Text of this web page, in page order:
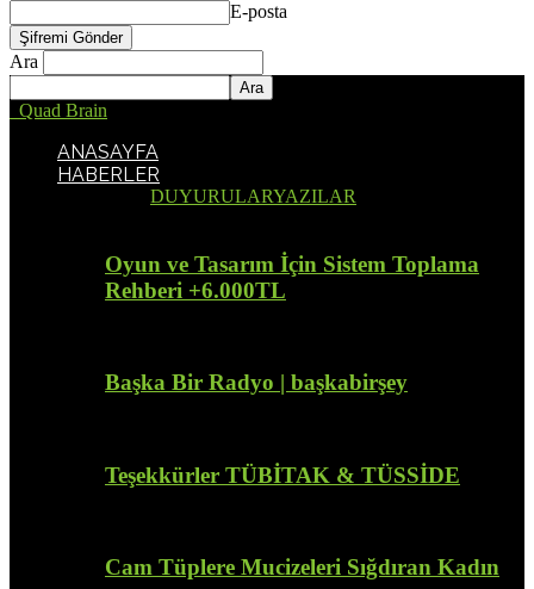
E-posta
Ara
Quad Brain
ANASAYFA
HABERLER
DUYURULARYAZILAR
Oyun ve Tasarım İçin Sistem Toplama
Rehberi +6.000TL
Başka Bir Radyo | başkabirşey
Teşekkürler TÜBİTAK & TÜSSİDE
Cam Tüplere Mucizeleri Sığdıran Kadın